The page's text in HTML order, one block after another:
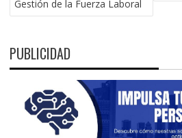
Gestión de la Fuerza Laboral
PUBLICIDAD